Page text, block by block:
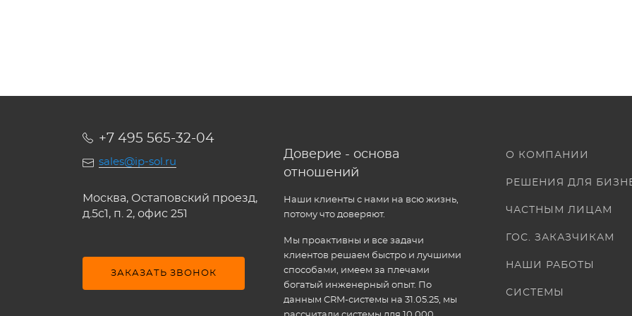
+7 495 565-32-04
sales@ip-sol.ru
Москва, Остаповский проезд,
д.5c1, п. 2, офис 251
ЗАКАЗАТЬ ЗВОНОК
Доверие - основа
отношений
Наши клиенты с нами на всю жизнь,
потому что доверяют.
Мы проактивны и все задачи
клиентов решаем быстро и лучшими
способами, имеем за плечами
богатый инженерный опыт. По
данным CRM-системы на 31.05.25, мы
О КОМПАНИИ
РЕШЕНИЯ ДЛЯ
ЧАСТНЫМ ЛИЦАМ
ГОС. ЗАКАЗЧИКАМ
НАШИ РАБОТЫ
СИСТЕМЫ